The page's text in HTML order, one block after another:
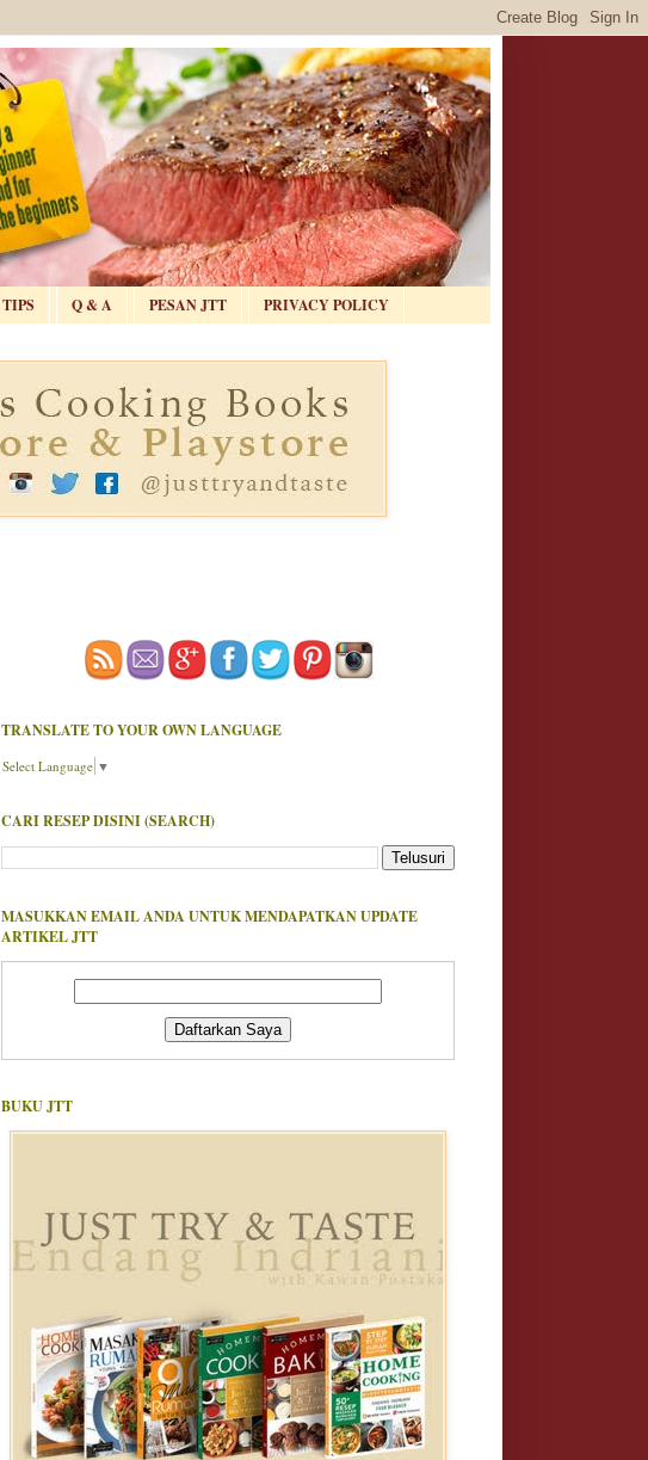
TIPS Q & A PESAN JTT PRIVACY POLICY
TRANSLATE TO YOUR OWN LANGUAGE
Select Language ▼
CARI RESEP DISINI (SEARCH)
MASUKKAN EMAIL ANDA UNTUK MENDAPATKAN UPDATE
ARTIKEL JTT
BUKU JTT